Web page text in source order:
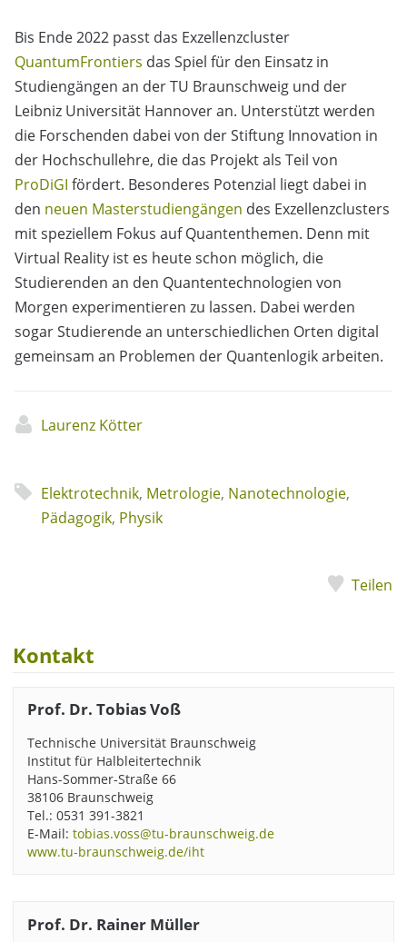
Bis Ende 2022 passt das Exzellenzcluster
QuantumFrontiers das Spiel für den Einsatz in
Studiengängen an der TU Braunschweig und der
Leibniz Universität Hannover an. Unterstützt werden
die Forschenden dabei von der Stiftung Innovation in
der Hochschullehre, die das Projekt als Teil von
ProDiGI fördert. Besonderes Potenzial liegt dabei in
den neuen Masterstudiengängen des Exzellenzclusters
mit speziellem Fokus auf Quantenthemen. Denn mit
Virtual Reality ist es heute schon möglich, die
Studierenden an den Quantentechnologien von
Morgen experimentieren zu lassen. Dabei werden
sogar Studierende an unterschiedlichen Orten digital
gemeinsam an Problemen der Quantenlogik arbeiten.
Laurenz Kötter
Elektrotechnik, Metrologie, Nanotechnologie,
Pädagogik, Physik
Teilen
Kontakt
Prof. Dr. Tobias Voß
Technische Universität Braunschweig
Institut für Halbleitertechnik
Hans-Sommer-Straße 66
38106 Braunschweig
Tel.: 0531 391-3821
E-Mail: tobias.voss@tu-braunschweig.de
www.tu-braunschweig.de/iht
Prof. Dr. Rainer Müller